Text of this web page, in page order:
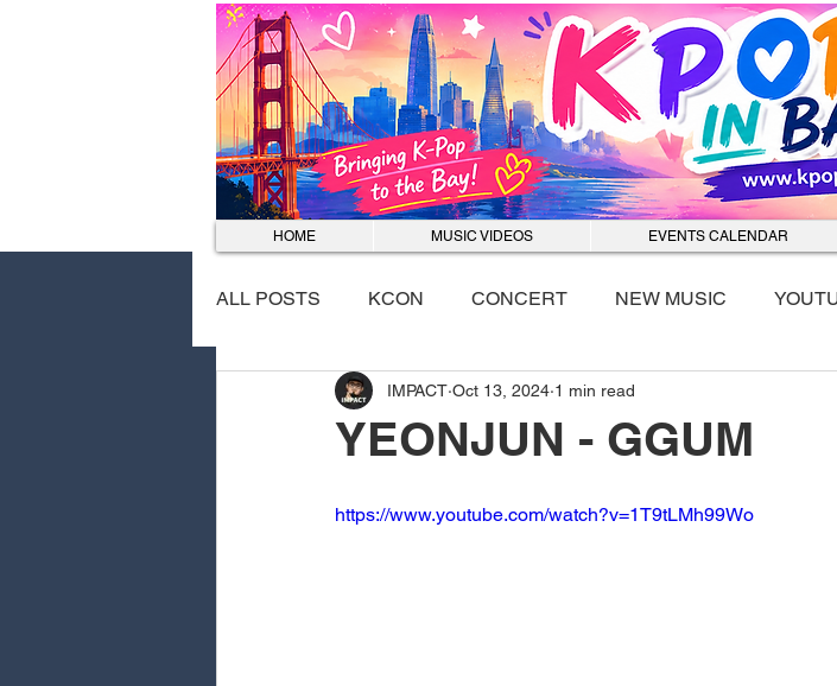
HOME MUSIC VIDEOS EVENTS CALENDAR
ALL POSTS KCON CONCERT NEW MUSIC
EVENTS DANCE COVER nmixx
YEONJUN - GGUM
IMPACT Oct 13, 2024 1 min read
https://www.youtube.com/watch?v=1T9tLMh99Wo